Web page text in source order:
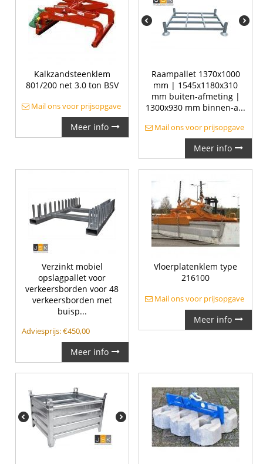
Kalkzandsteenklem
801/200 net 3.0 ton BSV
Mail ons voor prijsopgave
Meer info
Raampallet 1370x1000
mm | 1545x1180x310
mm buiten-afmeting |
1300x930 mm binnen-a...
Mail ons voor prijsopgave
Meer info
Verzinkt mobiel
opslagpallet voor
verkeersborden voor 48
verkeersborden met
buisp...
Adviesprijs:€450,00
Meer info
Vloerplatenklem type
216100
Mail ons voor prijsopgave
Meer info